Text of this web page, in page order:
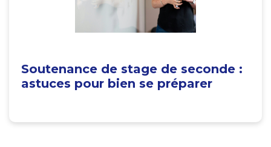
Soutenance de stage de seconde :
astuces pour bien se préparer